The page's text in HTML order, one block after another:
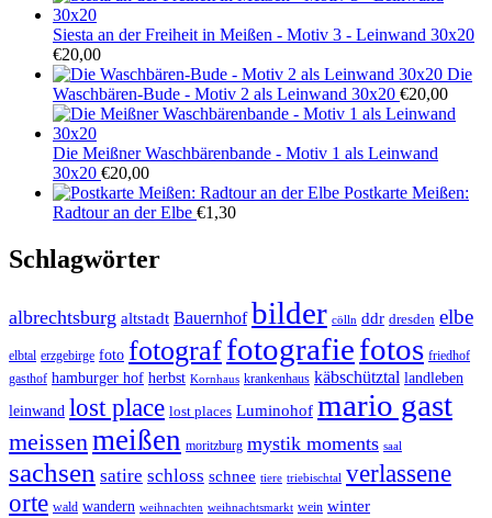
Siesta an der Freiheit in Meißen - Motiv 3 - Leinwand 30x20
€20,00
Die
Waschbären-Bude - Motiv 2 als Leinwand 30x20 €20,00
Die Meißner Waschbärenbande - Motiv 1 als Leinwand
30x20 €20,00
Postkarte Meißen:
Radtour an der Elbe €1,30
Schlagwörter
albrechtsburg altstadt Bauernhof bilder cölln ddr dresden elbe
elbtal erzgebirge foto fotograffotografiefotos friedhof
gasthof hamburger hof herbst Kornhaus krankenhaus käbschütztal landleben
leinwand lost place lost places Luminohof mario gast
meissen meißen moritzburg mystik moments saal
sachsen satire schloss schnee tiere triebischtal verlassene
orte wald wandern weihnachten weihnachtsmarkt wein winter